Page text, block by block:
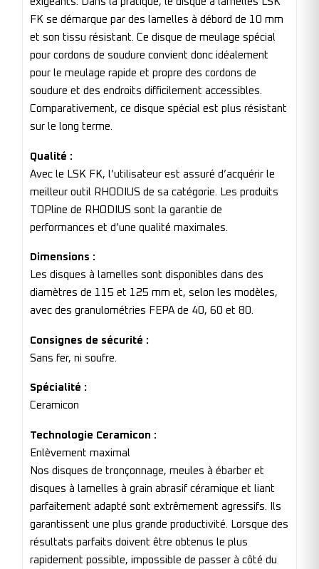
FK se démarque par des lamelles à débord de 10 mm
et son tissu résistant. Ce disque de meulage spécial
pour cordons de soudure convient donc idéalement
pour le meulage rapide et propre des cordons de
soudure et des endroits difficilement accessibles.
Comparativement, ce disque spécial est plus résistant
sur le long terme.
Qualité :
Avec le LSK FK, l’utilisateur est assuré d’acquérir le
meilleur outil RHODIUS de sa catégorie. Les produits
TOPline de RHODIUS sont la garantie de
performances et d’une qualité maximales.
Dimensions :
Les disques à lamelles sont disponibles dans des
diamètres de 115 et 125 mm et, selon les modèles,
avec des granulométries FEPA de 40, 60 et 80.
Consignes de sécurité :
Sans fer, ni soufre.
Spécialité :
Ceramicon
Technologie Ceramicon :
Enlèvement maximal
Nos disques de tronçonnage, meules à ébarber et
disques à lamelles à grain abrasif céramique et liant
parfaitement adapté sont extrêmement agressifs. Ils
garantissent une plus grande productivité. Lorsque des
résultats parfaits doivent être obtenus le plus
rapidement possible, impossible de passer à côté du